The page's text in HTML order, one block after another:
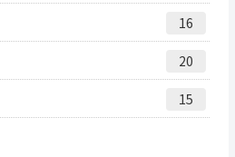
16
20
15